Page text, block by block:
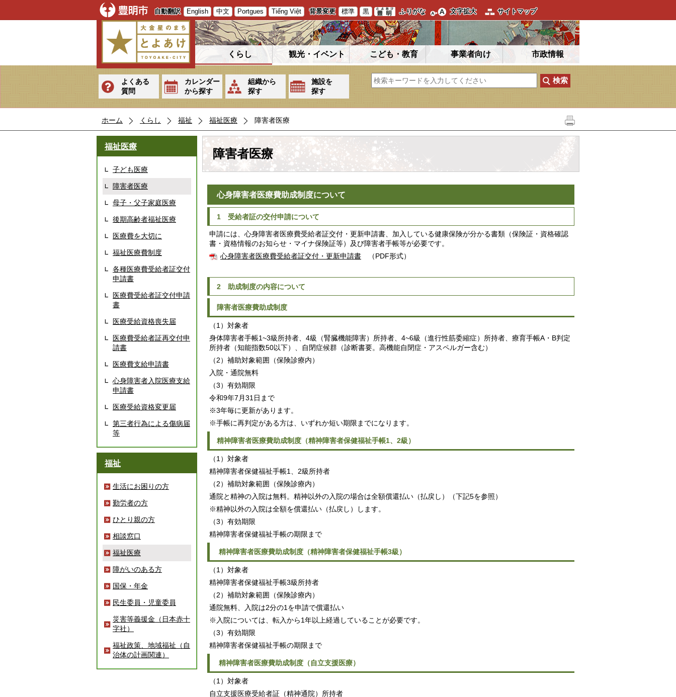
自動翻訳 English 中文 Portgues Tiếng Việt 背景変更 標準 黒 ふりがな 文字拡大 サイトマップ
くらし 観光・イベント こども・教育 事業者向け 市政情報
よくある
質問
カレンダー
から探す
組織から
探す
施設を
探す
ホーム くらし 福祉 福祉医療 障害者医療
福祉医療
子ども医療
障害者医療
母子・父子家庭医療
後期高齢者福祉医療
医療費を大切に
福祉医療費制度
各種医療費受給者証交付
申請書
医療費受給者証交付申請
書
医療受給資格喪失届
医療費受給者証再交付申
請書
医療費支給申請書
心身障害者入院医療支給
申請書
医療受給資格変更届
第三者行為による傷病届
等
福祉
生活にお困りの方
勤労者の方
ひとり親の方
相談窓口
福祉医療
障がいのある方
国保・年金
民生委員・児童委員
災害等義援金（日本赤十
字社）
福祉政策、地域福祉（自
治体の計画関連）
障害者医療
心身障害者医療費助成制度について
1 受給者証の交付申請について
申請には、心身障害者医療費受給者証交付・更新申請書、加入している健康保険が分かる書類（保険証・資格確認
書・資格情報のお知らせ・マイナ保険証等）及び障害者手帳等が必要です。
心身障害者医療費受給者証交付・更新申請書 （PDF形式）
2 助成制度の内容について
障害者医療費助成制度
（1）対象者
身体障害者手帳1~3級所持者、4級（腎臓機能障害）所持者、4~6級（進行性筋委縮症）所持者、療育手帳A・B判定
所持者（知能指数50以下）、自閉症候群（診断書要。高機能自閉症・アスペルガー含む）
（2）補助対象範囲（保険診療内）
入院・通院無料
（3）有効期限
令和9年7月31日まで
※3年毎に更新があります。
※手帳に再判定がある方は、いずれか短い期限までになります。
精神障害者医療費助成制度（精神障害者保健福祉手帳1、2級）
（1）対象者
精神障害者保健福祉手帳1、2級所持者
（2）補助対象範囲（保険診療内）
通院と精神の入院は無料。精神以外の入院の場合は全額償還払い（払戻し）（下記5を参照）
※精神以外の入院は全額を償還払い（払戻し）します。
（3）有効期限
精神障害者保健福祉手帳の期限まで
精神障害者医療費助成制度（精神障害者保健福祉手帳3級）
（1）対象者
精神障害者保健福祉手帳3級所持者
（2）補助対象範囲（保険診療内）
通院無料、入院は2分の1を申請で償還払い
※入院については、転入から1年以上経過していることが必要です。
（3）有効期限
精神障害者保健福祉手帳の期限まで
精神障害者医療費助成制度（自立支援医療）
（1）対象者
自立支援医療受給者証（精神通院）所持者